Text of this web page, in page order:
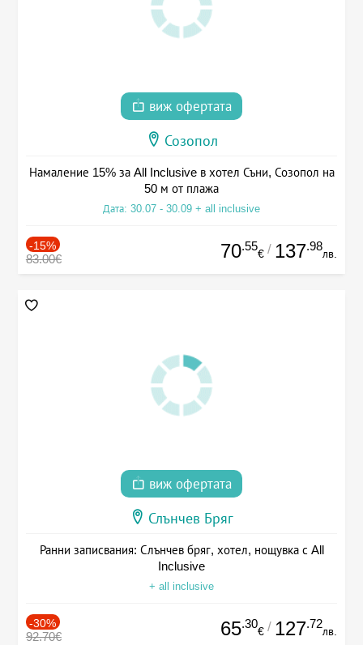
виж офертата
Созопол
Намаление 15% за All Inclusive в хотел Съни, Созопол на
50 м от плажа
Дата: 30.07 - 30.09 + all inclusive
-15%
83.00€ 70.55
€ / 137.98
лв.
виж офертата
Слънчев Бряг
Ранни записвания: Слънчев бряг, хотел, нощувка с All
Inclusive
+ all inclusive
-30%
92.70€ 65.30
€ / 127.72
лв.